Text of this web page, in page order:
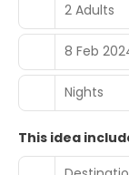
2 Adults
8 Feb
Nights
This idea